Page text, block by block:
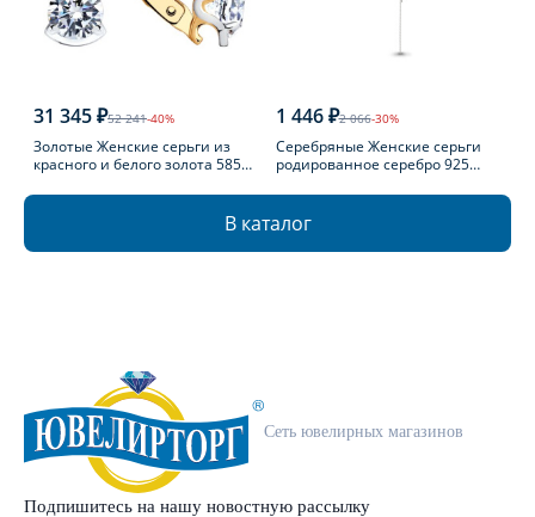
31 345 ₽52 241-40%
Золотые Женские серьги из
красного и белого золота 585
1 446 ₽2 066-30%
Серебряные Женские серьги
родированное серебро 925
В каталог
Сеть ювелирных магазинов
Подпишитесь на нашу новостную рассылку